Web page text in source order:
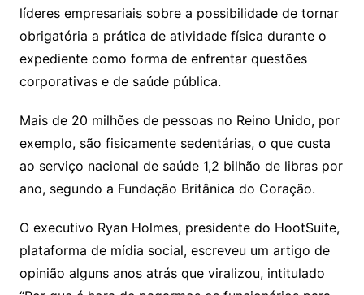
líderes empresariais sobre a possibilidade de tornar
obrigatória a prática de atividade física durante o
expediente como forma de enfrentar questões
corporativas e de saúde pública.
Mais de 20 milhões de pessoas no Reino Unido, por
exemplo, são fisicamente sedentárias, o que custa
ao serviço nacional de saúde 1,2 bilhão de libras por
ano, segundo a Fundação Britânica do Coração.
O executivo Ryan Holmes, presidente do HootSuite,
plataforma de mídia social, escreveu um artigo de
opinião alguns anos atrás que viralizou, intitulado